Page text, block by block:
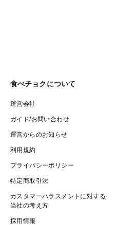
食べチョクについて
運営会社
ガイド/お問い合わせ
運営からのお知らせ
利用規約
プライバシーポリシー
特定商取引法
カスタマーハラスメントに対する
当社の考え方
採用情報